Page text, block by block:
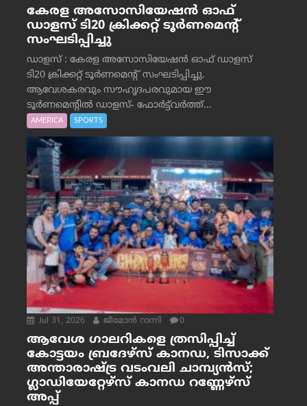
കേരള അസോസിയേഷൻ ഓഫ്
ഡാളസ് ടി20 ക്രിക്കറ്റ് ടൂർണമെന്റ്
സംഘടിപ്പിച്ചു
ഡാളസ് : കേരള അസോസിയേഷൻ ഓഫ് ഡാളസ്
ടി20 ക്രിക്കറ്റ് ടൂർണമെന്റ് സംഘടിപ്പിച്ചു.
ആവേശകരവും സൗഹൃദപരവുമായ ഈ
ടൂർണമെന്റിൽ ഡാളസ്- ഫോർട്ട്‌വര്‍ത്ത്...
AMERICA SPORTS
Jul 31, 2026 ജീമോന്‍ റാന്നി 0
ആവേശ ഗാലറികളെ ത്രസിപ്പിച്ച്
കോട്ടയം ബ്രദേഴ്‌സ് കാനഡ, ടിസാക്ക്
അന്താരാഷ്ട്ര വടംവലി ചാമ്പ്യന്‍സ്;
ഗ്ലാഡിയേറ്റേഴ്‌സ് കാനഡ റണ്ണേഴ്‌സ്
അപ്പ്